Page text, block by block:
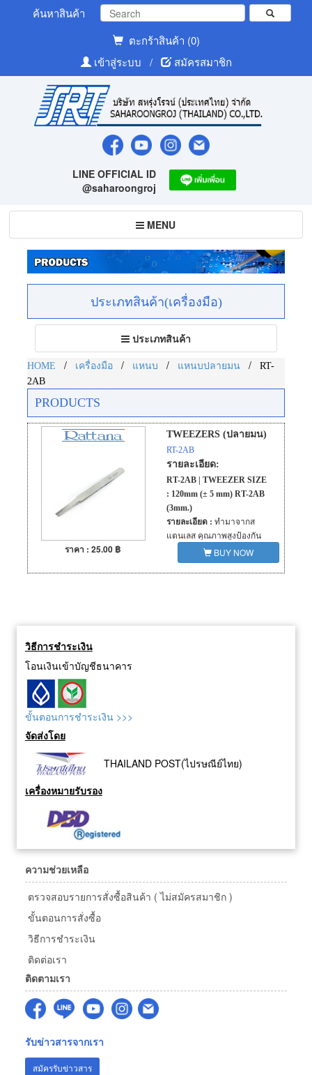
ค้นหาสินค้า
ตะกร้าสินค้า (0)
เข้าสู่ระบบ
/ สมัครสมาชิก
LINE OFFICIAL ID
@saharoongroj
Toggle
navigation
MENU
ประเภทสินค้า(เครื่องมือ)
Toggle
navigation
ประเภทสินค้า
HOME / เครื่องมือ / แหนบ / แหนบปลายมน /
RT-
2AB
PRODUCTS
TWEEZERS (ปลายมน)
RT-2AB
รายละเอียด:
RT-2AB | TWEEZER SIZE
: 120mm (± 5 mm) RT-2AB
(3mm.)
รายละเอียด : ทำมาจากส
แตนเลส คุณภาพสูงป้องกัน
การกัดกร่อนของปลาย
ปากคีบ จากประเทศอินเดีย
ราคา : 25.00 ฿ BUY NOW
วิธีการชำระเงิน
โอนเงินเข้าบัญชีธนาคาร
ขั้นตอนการชำระเงิน >>>
จัดส่งโดย
THAILAND POST(ไปรษณีย์ไทย)
เครื่องหมายรับรอง
ความช่วยเหลือ
ตรวจสอบรายการสั่งซื้อสินค้า ( ไม่สมัครสมาชิก )
ขั้นตอนการสั่งซื้อ
วิธีการชำระเงิน
ติดต่อเรา
ติดตามเรา
รับข่าวสารจากเรา
สมัครรับข่าวสาร